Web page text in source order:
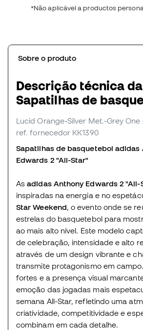
*Não aplicável a productos
Sobre o produto
Descrição técnica
Sapatilhas de
Lucid Orange-Silver Met.-Grey One
ref. fornecedor KK1390
Sapatilhas de basquetebol adidas
Edwards 2 "All-Star"
Asadidas Anthony Edwards 2 "All-
inspiradas na energia e no
Star Weekend, o evento onde se
estrelas do basquetebol para
ao mais alto nível. Este modelo
de celebração, intensidade e alto
através de um design vibrante e
transmite protagonismo em
fortes e a presença visual
emoção das jogadas mais
semana All-Star, refletindo uma
criatividade, competitividade e
combinam em cada detalhe.